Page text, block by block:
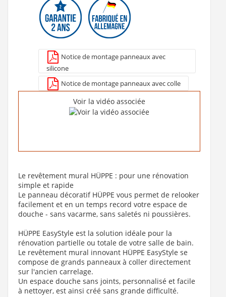
Voir le produit
Notice de montage panneaux avec
silicone
Notice de montage panneaux avec colle
Voir la vidéo associée
Le revêtement mural HÜPPE : pour une rénovation
simple et rapide
Le panneau décoratif HÜPPE vous permet de relooker
facilement et en un temps record votre espace de
douche - sans vacarme, sans saletés ni poussières.
HÜPPE EasyStyle est la solution idéale pour la
rénovation partielle ou totale de votre salle de bain.
Le revêtement mural innovant HÜPPE EasyStyle se
compose de grands panneaux à coller directement
sur l'ancien carrelage.
Un espace douche sans joints, personnalisé et facile
à nettoyer, est ainsi créé sans grande difficulté.